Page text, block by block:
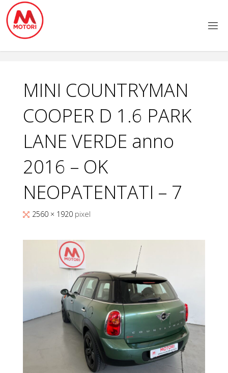
Salta
contenuto
MINI COUNTRYMAN
COOPER D 1.6 PARK
LANE VERDE anno
2016 – OK
NEOPATENTATI – 7
Tutta2560 × 1920 pixel